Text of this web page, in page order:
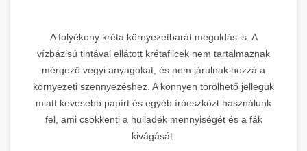
A folyékony kréta környezetbarát megoldás is. A
vízbázisú tintával ellátott krétafilcek nem tartalmaznak
mérgező vegyi anyagokat, és nem járulnak hozzá a
környezeti szennyezéshez. A könnyen törölhető jellegük
miatt kevesebb papírt és egyéb íróeszközt használunk
fel, ami csökkenti a hulladék mennyiségét és a fák
kivágását.